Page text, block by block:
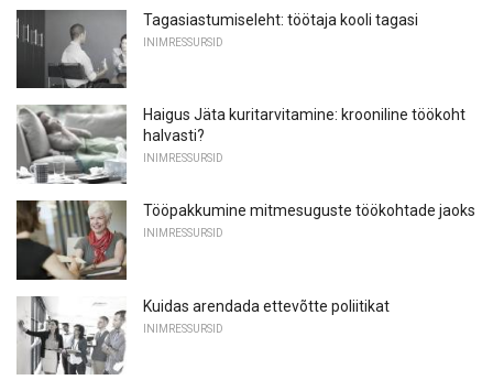
Tagasiastumiseleht: töötaja kooli tagasi
INIMRESSURSID
Haigus Jäta kuritarvitamine: krooniline töökoht
halvasti?
INIMRESSURSID
Tööpakkumine mitmesuguste töökohtade jaoks
INIMRESSURSID
Kuidas arendada ettevõtte poliitikat
INIMRESSURSID